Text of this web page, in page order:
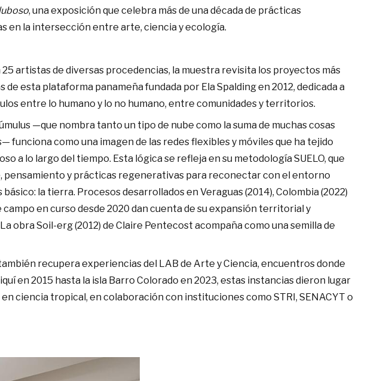
, una exposición que celebra más de una década de prácticas
en la intersección entre arte, ciencia y ecología.
25 artistas de diversas procedencias, la muestra revisita los proyectos más
de esta plataforma panameña fundada por Ela Spalding en 2012, dedicada a
entre lo humano y lo no humano, entre comunidades y territorios.
—que nombra tanto un tipo de nube como la suma de muchas cosas
funciona como una imagen de las redes flexibles y móviles que ha tejido
a lo largo del tiempo. Esta lógica se refleja en su metodología SUELO, que
pensamiento y prácticas regenerativas para reconectar con el entorno
básico: la tierra. Procesos desarrollados en Veraguas (2014), Colombia (2022)
campo en curso desde 2020 dan cuenta de su expansión territorial y
obra Soil-erg (2012) de Claire Pentecost acompaña como una semilla de
recupera experiencias del LAB de Arte y Ciencia, encuentros donde
en 2015 hasta la isla Barro Colorado en 2023, estas instancias dieron lugar
ciencia tropical, en colaboración con instituciones como STRI, SENACYT o